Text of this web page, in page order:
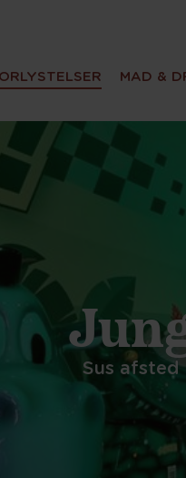
MAD &
Sus